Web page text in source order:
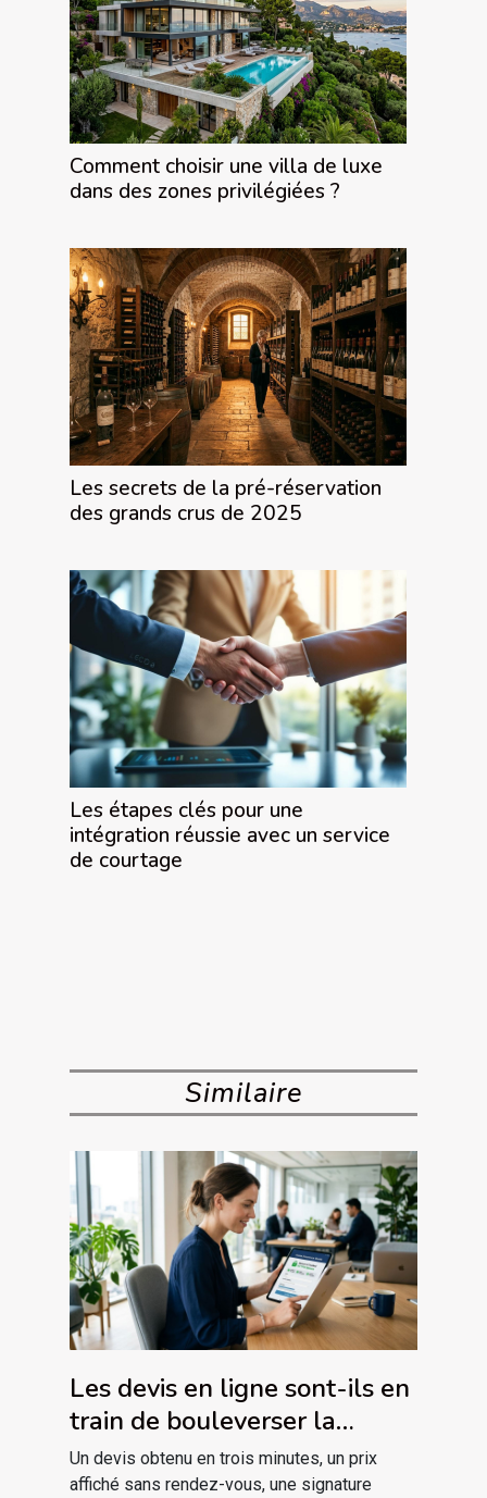
Comment choisir une villa de luxe
dans des zones privilégiées ?
Les secrets de la pré-réservation
des grands crus de 2025
Les étapes clés pour une
intégration réussie avec un service
de courtage
Similaire
Les devis en ligne sont-ils en
train de bouleverser la
confiance client ?
Un devis obtenu en trois minutes, un prix
affiché sans rendez-vous, une signature